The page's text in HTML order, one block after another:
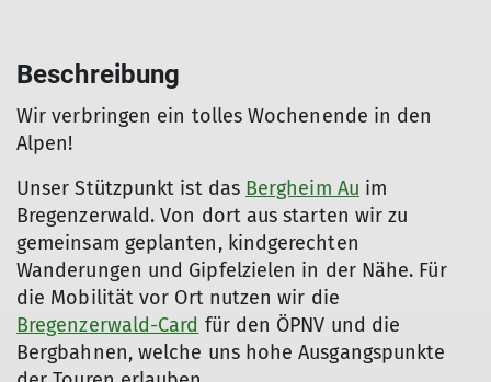
Beschreibung
Wir verbringen ein tolles Wochenende in den
Alpen!
Unser Stützpunkt ist das Bergheim Au im
Bregenzerwald. Von dort aus starten wir zu
gemeinsam geplanten, kindgerechten
Wanderungen und Gipfelzielen in der Nähe. Für
die Mobilität vor Ort nutzen wir die
Bregenzerwald-Card für den ÖPNV und die
Bergbahnen, welche uns hohe Ausgangspunkte